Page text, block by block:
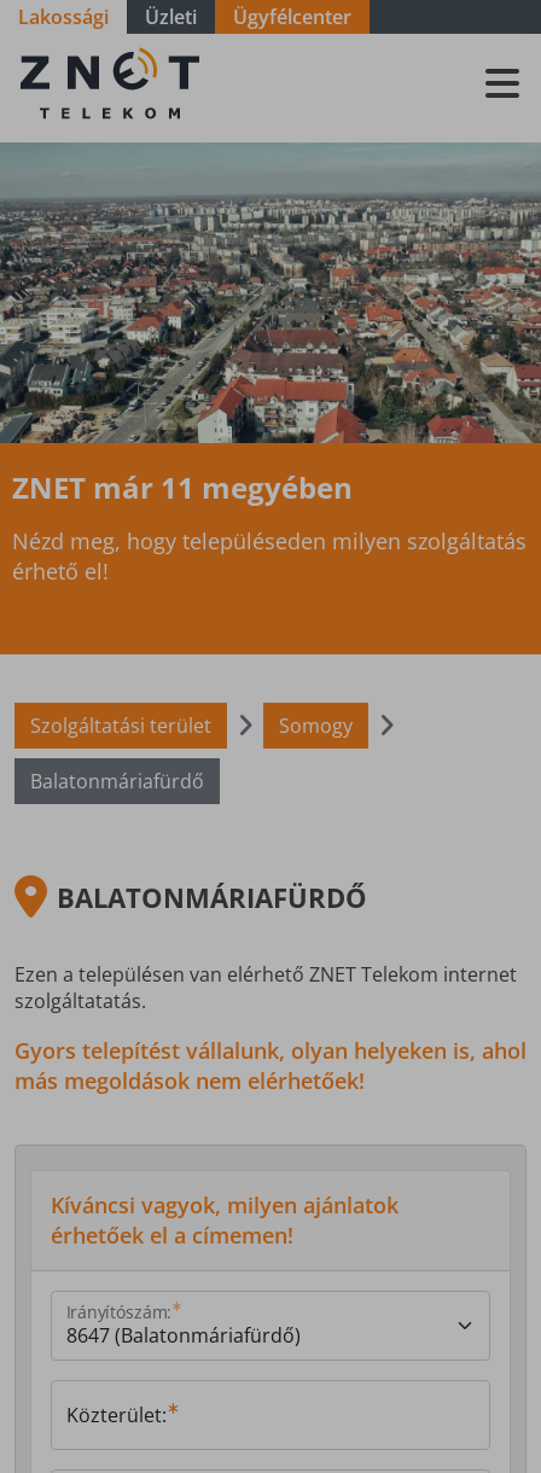
Lakossági Üzleti Ügyfélcenter
Szolgáltatási
terület -
Somogy -
ZNET már 11 megyében
Nézd meg, hogy településeden milyen szolgáltatás
érhető el!
Szolgáltatási terület Somogy
Balatonmáriafürdő
BALATONMÁRIAFÜRDŐ
Ezen a településen van elérhető ZNET Telekom internet
szolgáltatatás.
Gyors telepítést vállalunk, olyan helyeken is, ahol
más megoldások nem elérhetőek!
Kíváncsi vagyok, milyen ajánlatok
érhetőek el a címemen!
Irányítószám:
Közterület: